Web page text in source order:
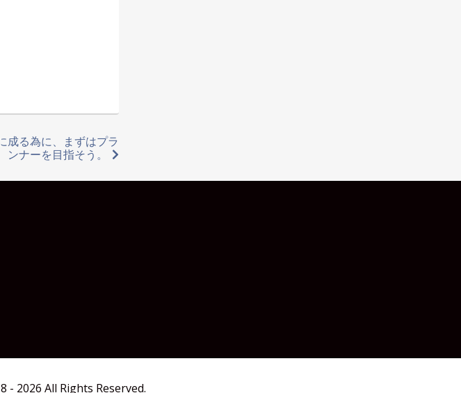
成る為に、まずはプラ
ンナーを目指そう。
- 2026 All Rights Reserved.